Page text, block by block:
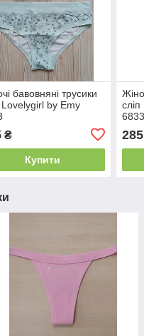
бавовняні трусики
Lovelygirl by Emy
₴
Купити
285